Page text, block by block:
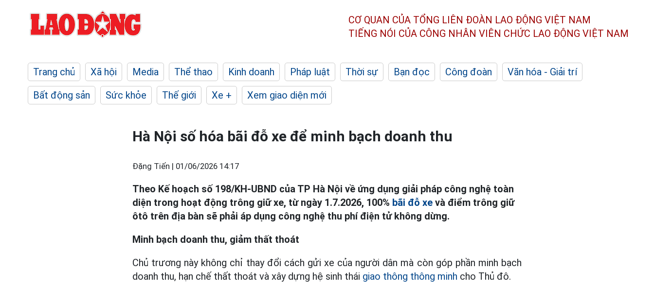
CƠ QUAN CỦA TỔNG LIÊN ĐOÀN LAO ĐỘNG VIỆT NAM
TIẾNG NÓI CỦA CÔNG NHÂN VIÊN CHỨC LAO ĐỘNG VIỆT NAM
Trang chủ Xã hội Media Thể thao Kinh doanh Pháp luật Thời sự Bạn đọc Công đoàn
Văn hóa - Giải trí
Bất động sản
Sức khỏe Thế giới Xe + Xem giao diện mới
Hà Nội số hóa bãi đỗ xe để minh bạch doanh thu
Đặng Tiến | 01/06/2026 14:17
Theo Kế hoạch số 198/KH-UBND của TP Hà Nội về ứng dụng giải pháp công nghệ toàn
diện trong hoạt động trông giữ xe, từ ngày 1.7.2026, 100% bãi đỗ xe và điểm trông giữ
ôtô trên địa bàn sẽ phải áp dụng công nghệ thu phí điện tử không dừng.
Minh bạch doanh thu, giảm thất thoát
Chủ trương này không chỉ thay đổi cách gửi xe của người dân mà còn góp phần minh bạch
doanh thu, hạn chế thất thoát và xây dựng hệ sinh thái giao thông thông minh cho Thủ đô.